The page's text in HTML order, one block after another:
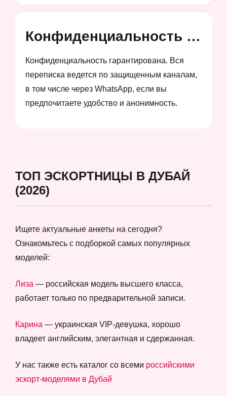
Конфиденциальность и анонимность
Конфиденциальность гарантирована. Вся
переписка ведется по защищенным каналам,
в том числе через WhatsApp, если вы
предпочитаете удобство и анонимность.
ТОП ЭСКОРТНИЦЫ В ДУБАЙ
(2026)
Ищете актуальные анкеты на сегодня?
Ознакомьтесь с подборкой самых популярных
моделей:
Лиза — российская модель высшего класса,
работает только по предварительной записи.
Карина — украинская VIP-девушка, хорошо
владеет английским, элегантная и сдержанная.
У нас также есть каталог со всеми российскими
эскорт-моделями в Дубай